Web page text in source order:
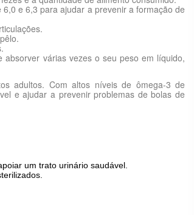
e 6,3 para ajudar a prevenir a formação de
várias vezes o seu peso em líquido,
adultos. Com altos níveis de ômega-3 de
e ajudar a prevenir problemas de bolas de
um trato urinário saudável.